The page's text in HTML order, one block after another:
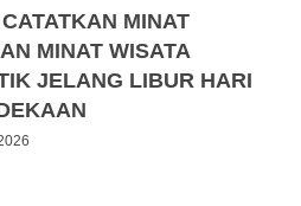
MINAT
MINAT WISATA
JELANG LIBUR HARI